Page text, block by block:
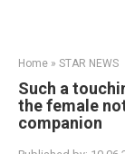
Home » STAR NEWS
Such a
the female
companion